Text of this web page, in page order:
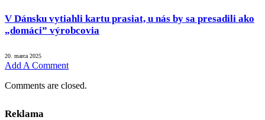
V Dánsku vytiahli kartu prasiat, u nás by sa presadili ako
„domáci” výrobcovia
20. marca 2025
Add A Comment
Comments are closed.
Reklama